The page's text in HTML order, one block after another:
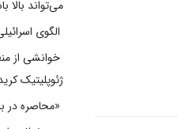
می‌تواند بالا
الگوی
خوانشی از
ژئوپلیتیک
«محاصره در